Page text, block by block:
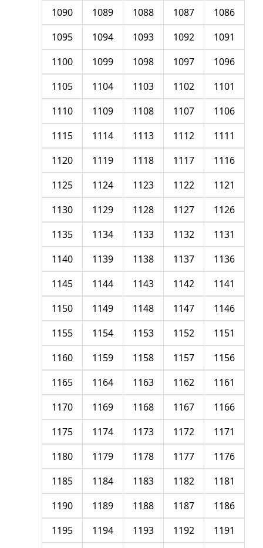
1086
1087
1088
1089
1090
1091
1092
1093
1094
1095
1096
1097
1098
1099
1100
1101
1102
1103
1104
1105
1106
1107
1108
1109
1110
1111
1112
1113
1114
1115
1116
1117
1118
1119
1120
1121
1122
1123
1124
1125
1126
1127
1128
1129
1130
1131
1132
1133
1134
1135
1136
1137
1138
1139
1140
1141
1142
1143
1144
1145
1146
1147
1148
1149
1150
1151
1152
1153
1154
1155
1156
1157
1158
1159
1160
1161
1162
1163
1164
1165
1166
1167
1168
1169
1170
1171
1172
1173
1174
1175
1176
1177
1178
1179
1180
1181
1182
1183
1184
1185
1186
1187
1188
1189
1190
1191
1192
1193
1194
1195